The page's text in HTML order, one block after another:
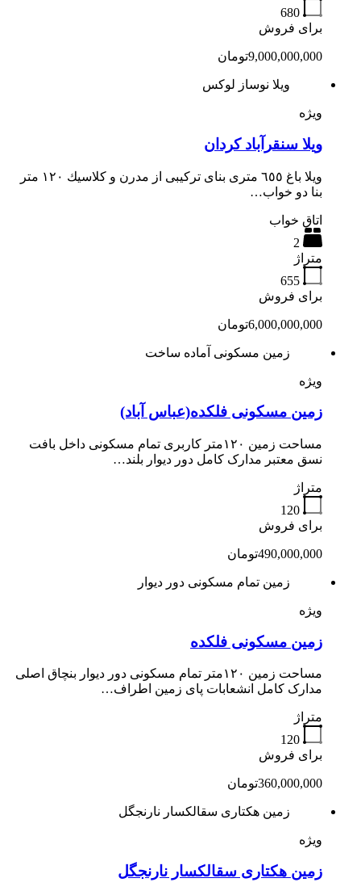
680
برای فروش
9,000,000,000تومان
ویلا نوساز لوکس
ویژه
ویلا سنقرآباد کردان
ويلا باغ ٦٥٥ مترى بناى تركيبى از مدرن و كلاسيك ١٢٠ متر
بنا دو خواب…
اتاق خواب
2
متراژ
655
برای فروش
6,000,000,000تومان
زمین مسکونی آماده ساخت
ویژه
زمین مسکونی فلکده(عباس آباد)
مساحت زمین ۱۲۰متر کاربری تمام مسکونی داخل بافت
نسق معتبر مدارک کامل دور دیوار بلند…
متراژ
120
برای فروش
490,000,000تومان
زمین تمام مسکونی دور دیوار
ویژه
زمین مسکونی فلکده
مساحت زمین ۱۲۰متر تمام مسکونی دور دیوار بنچاق اصلی
مدارک کامل انشعابات پای زمین اطراف…
متراژ
120
برای فروش
360,000,000تومان
زمین هکتاری سقالکسار نارنجگل
ویژه
زمین هکتاری سقالکسار نارنجگل